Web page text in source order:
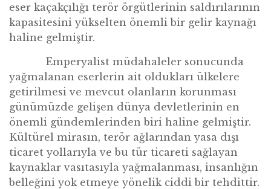
eser kaçakçılığı terör örgütlerinin saldırılarının
kapasitesini yükselten önemli bir gelir kaynağı
haline gelmiştir.
Emperyalist müdahaleler sonucunda
yağmalanan eserlerin ait oldukları ülkelere
getirilmesi ve mevcut olanların korunması
günümüzde gelişen dünya devletlerinin en
önemli gündemlerinden biri haline gelmiştir.
Kültürel mirasın, terör ağlarından yasa dışı
ticaret yollarıyla ve bu tür ticareti sağlayan
kaynaklar vasıtasıyla yağmalanması, insanlığın
belleğini yok etmeye yönelik ciddi bir tehdittir.